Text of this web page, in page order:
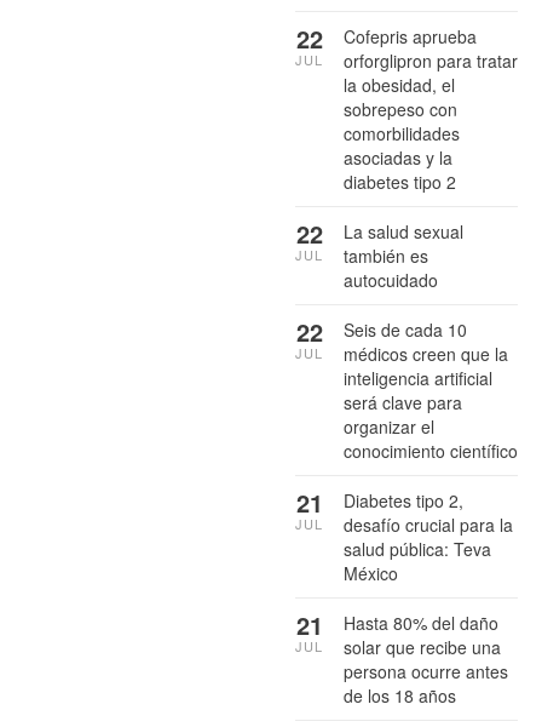
Cofepris aprueba
orforglipron para tratar
la obesidad, el
sobrepeso con
comorbilidades
asociadas y la
diabetes tipo 2
22
JUL
La salud sexual
también es
autocuidado
22
JUL
Seis de cada 10
médicos creen que la
inteligencia artificial
será clave para
organizar el
conocimiento científico
22
JUL
Diabetes tipo 2,
desafío crucial para la
salud pública: Teva
México
21
JUL
Hasta 80% del daño
solar que recibe una
persona ocurre antes
de los 18 años
21
JUL